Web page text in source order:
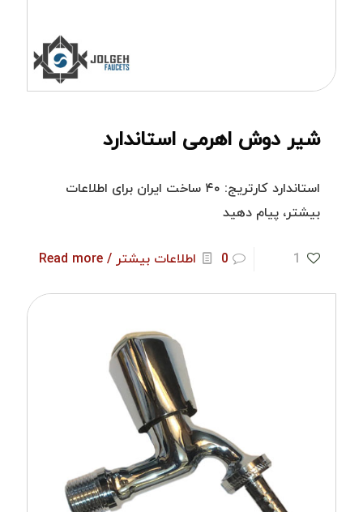
شیر دوش اهرمی استاندارد
استاندارد کارتریج: ۴۰ ساخت ایران برای اطلاعات
بیشتر، پیام دهید
1
0 اطلاعات بیشتر / Read more